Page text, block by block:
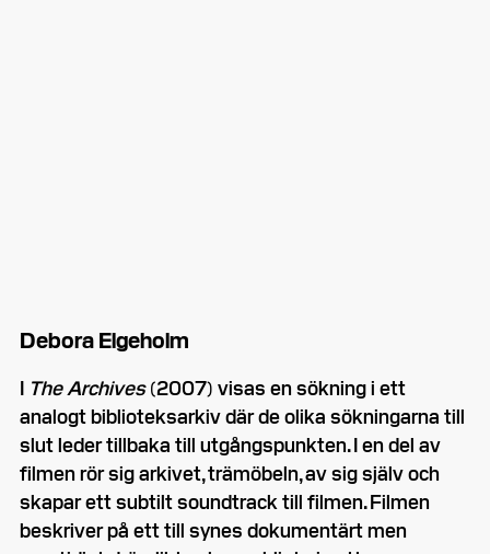
Debora Elgeholm
I The Archives(2007) visas en sökning i ett
analogt biblioteksarkiv där de olika sökningarna till
slut leder tillbaka till utgångspunkten. I en del av
filmen rör sig arkivet, trämöbeln, av sig själv och
skapar ett subtilt soundtrack till filmen. Filmen
beskriver på ett till synes dokumentärt men